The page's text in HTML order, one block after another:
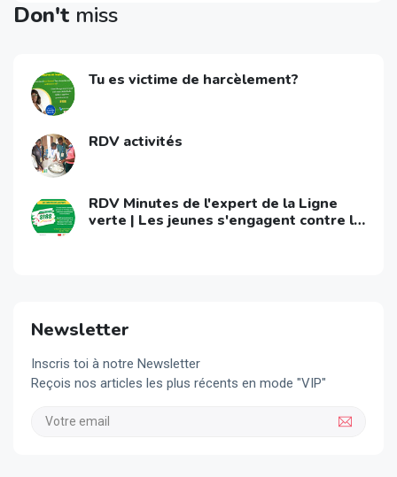
Don't miss
Tu es victime de harcèlement?
RDV activités
RDV Minutes de l'expert de la Ligne
verte | Les jeunes s'engagent contre le
Newsletter
Inscris toi à notre Newsletter
Reçois nos articles les plus récents en mode "VIP"